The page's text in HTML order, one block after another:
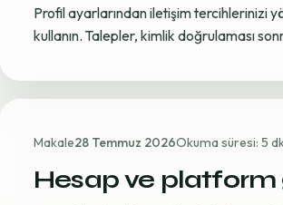
Profil ayarlarından iletişim tercihlerinizi
kullanın. Talepler, kimlik doğrulaması
Makale28 Temmuz 2026Okuma süresi: 5
Hesap ve platform